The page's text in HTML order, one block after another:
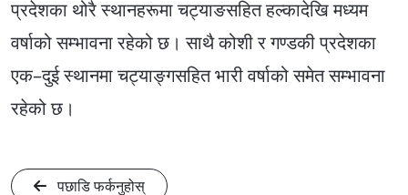
प्रदेशका थोरै स्थानहरूमा चट्याङसहित हल्कादेखि मध्यम
वर्षाको सम्भावना रहेको छ। साथै कोशी र गण्डकी प्रदेशका
एक–दुई स्थानमा चट्याङ्गसहित भारी वर्षाको समेत सम्भावना
रहेको छ।
पछाडि फर्कनुहोस्